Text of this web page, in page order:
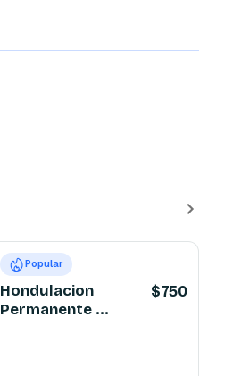
Popular
Hondulacion
Permanente +
$750